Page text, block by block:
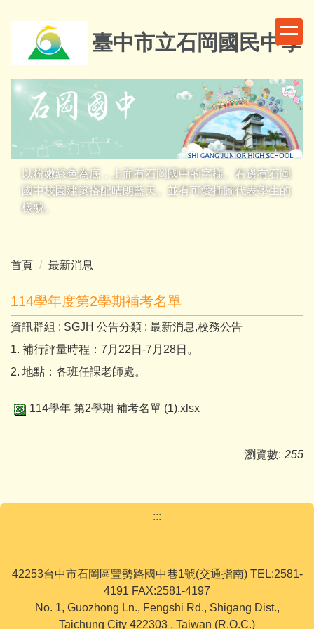
內
容
臺中市立石岡國民中學
以粉嫩綠色為底，上面有石岡國中的字樣。右邊有石岡
國中校園建築搭配晴朗藍天。並有可愛插圖代表學生的
樣貌。
首頁 最新消息
114學年度第2學期補考名單
資訊群組 : SGJH 公告分類 : 最新消息,校務公告
1. 補行評量時程：7月22日-7月28日。
2. 地點：各班任課老師處。
114學年 第2學期 補考名單 (1).xlsx
瀏覽數: 255
:::
42253台中市石岡區豐勢路國中巷1號(交通指南) TEL:2581-
4191 FAX:2581-4197
No. 1, Guozhong Ln., Fengshi Rd., Shigang Dist.,
Taichung City 422303 , Taiwan (R.O.C.)